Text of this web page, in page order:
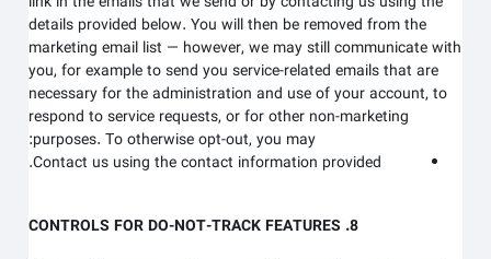
details provided below. You will then be removed from the
marketing email list — however, we may still communicate with
you, for example to send you service-related emails that are
necessary for the administration and use of your account, to
respond to service requests, or for other non-marketing
purposes. To otherwise opt-out, you may:
Contact us using the contact information provided.